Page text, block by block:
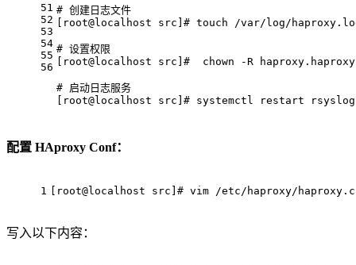
51
52
53
54
55
56
# 创建日志文件
[root@localhost src] # touch /var/log/
# 设置权限
[root@localhost src] #  chown -R
# 启动日志服务
[root@localhost src] # systemctl restart
配置 HAproxy Conf：
1 [root@localhost src] # vim /etc/haproxy/
写入以下内容：